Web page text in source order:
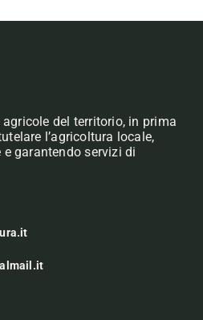
del territorio, in prima
l’agricoltura locale,
garantendo servizi di